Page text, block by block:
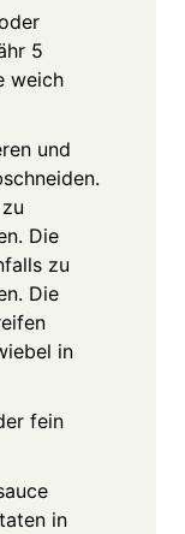
5
weich
und
Die
zu
Die
in
fein
in